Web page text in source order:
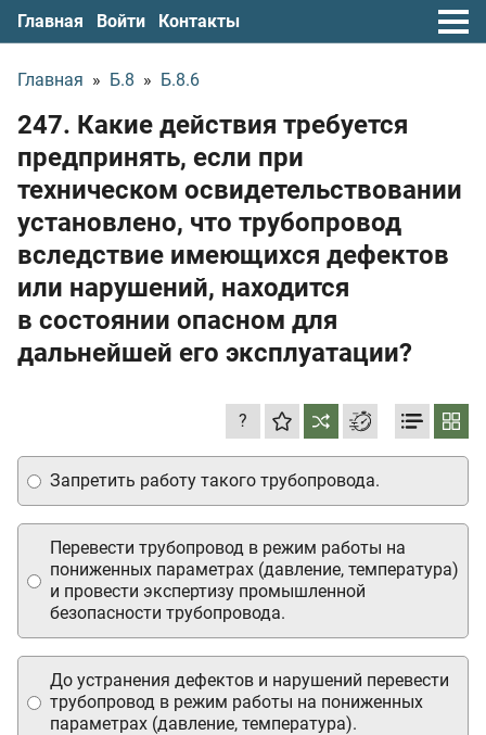
Главная Войти Контакты
Главная » Б.8 » Б.8.6
247. Какие действия требуется
предпринять, если при
техническом освидетельствовании
установлено, что трубопровод
вследствие имеющихся дефектов
или нарушений, находится
в состоянии опасном для
дальнейшей его эксплуатации?
?
Запретить работу такого трубопровода.
До устранения дефектов и нарушений перевести
трубопровод в режим работы на пониженных
параметрах (давление, температура).
Перевести трубопровод в режим работы на
пониженных параметрах (давление, температура)
и провести экспертизу промышленной
безопасности трубопровода.